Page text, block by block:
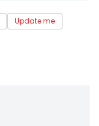
Update me